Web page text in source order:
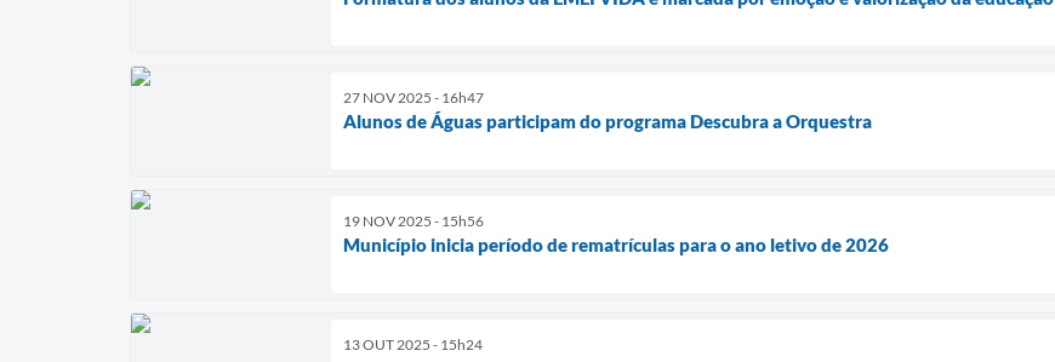
27 NOV 2025 - 16h47
Alunos de Águas participam do programa Descubra a Orquestra
19 NOV 2025 - 15h56
Município inicia período de rematrículas para o ano letivo de 2026
13 OUT 2025 - 15h24